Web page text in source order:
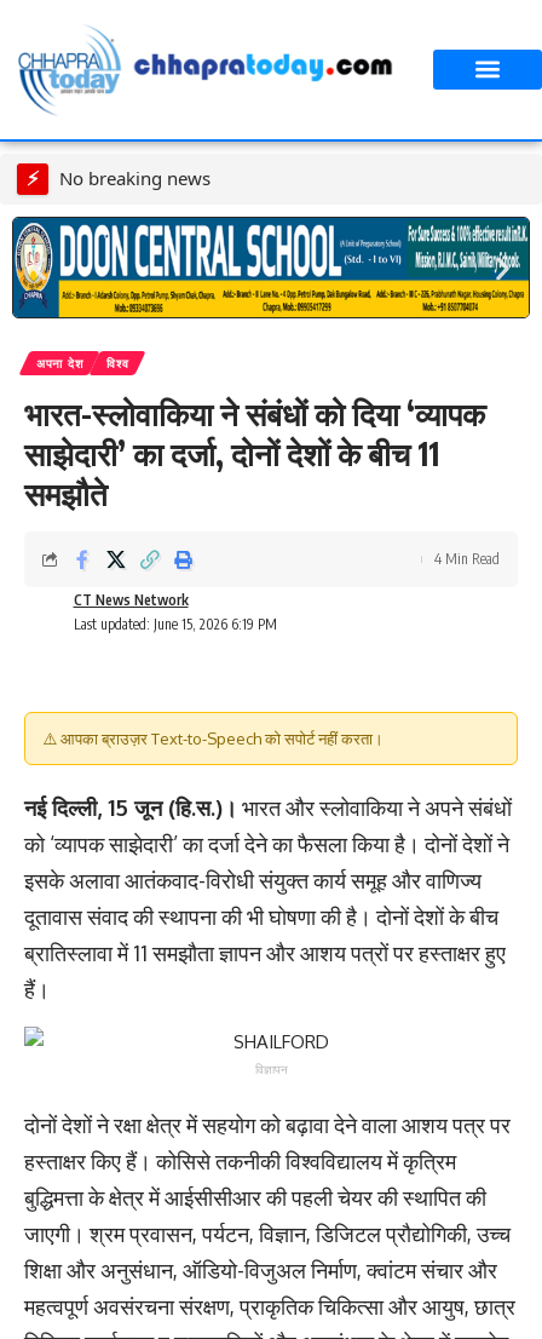
⚡ No breaking news
अपना देश विश्व
भारत-स्लोवाकिया ने संबंधों को दिया ‘व्यापक
साझेदारी’ का दर्जा, दोनों देशों के बीच 11
समझौते
Last updated: June 15, 2026 6:19 PM
CT News Network
4 Min Read
⚠️ आपका ब्राउज़र Text-to-Speech को सपोर्ट नहीं करता।
नई दिल्ली, 15 जून (हि.स.)। भारत और स्लोवाकिया ने अपने संबंधों
को ‘व्यापक साझेदारी’ का दर्जा देने का फैसला किया है। दोनों देशों ने
इसके अलावा आतंकवाद-विरोधी संयुक्त कार्य समूह और वाणिज्य
दूतावास संवाद की स्थापना की भी घोषणा की है। दोनों देशों के बीच
ब्रातिस्लावा में 11 समझौता ज्ञापन और आशय पत्रों पर हस्ताक्षर हुए
हैं।
विज्ञापन
दोनों देशों ने रक्षा क्षेत्र में सहयोग को बढ़ावा देने वाला आशय पत्र पर
हस्ताक्षर किए हैं। कोसिसे तकनीकी विश्वविद्यालय में कृत्रिम
बुद्धिमत्ता के क्षेत्र में आईसीसीआर की पहली चेयर की स्थापित की
जाएगी। श्रम प्रवासन, पर्यटन, विज्ञान, डिजिटल प्रौद्योगिकी, उच्च
शिक्षा और अनुसंधान, ऑडियो-विजुअल निर्माण, क्वांटम संचार और
महत्वपूर्ण अवसंरचना संरक्षण, प्राकृतिक चिकित्सा और आयुष, छात्र